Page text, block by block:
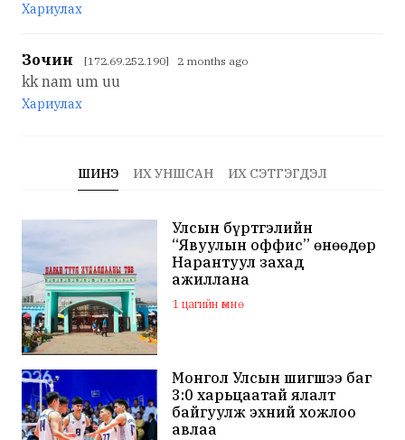
Хариулах
Зочин [172.69.252.190] 2 months ago
kk nam um uu
Хариулах
ШИНЭ ИХ УНШСАН ИХ СЭТГЭГДЭЛ
Улсын бүртгэлийн
“Явуулын оффис” өнөөдөр
Нарантуул захад
ажиллана
1 цагийн өмнө
Монгол Улсын шигшээ баг
3:0 харьцаатай ялалт
байгуулж эхний хожлоо
авлаа